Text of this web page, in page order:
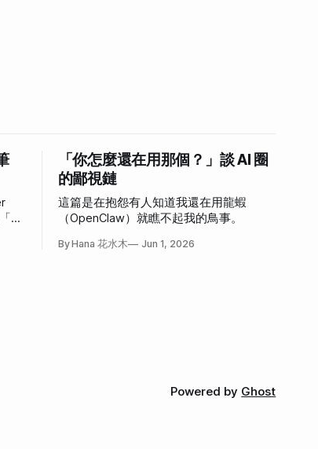
我
「你怎麼還在用那個？」談 AI 圈
的鄙視鏈
這篇是在抱怨有人知道我還在用龍蝦
（OpenClaw）就瞧不起我的鳥事。
By Hana 花水木 Jun 1, 2026
Powered by Ghost